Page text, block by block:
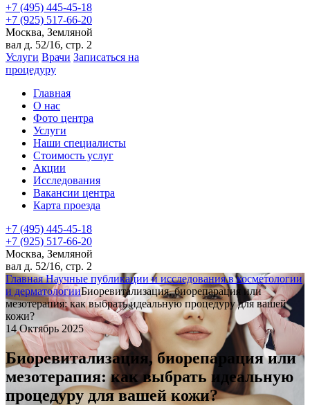
+7 (495) 445-45-18
+7 (925) 517-66-20
Москва, Земляной
вал д. 52/16, стр. 2
Услуги Врачи Записаться на
процедуру
Главная
О нас
Фото центра
Услуги
Наши специалисты
Стоимость услуг
Акции
Исследования
Вакансии центра
Карта проезда
+7 (495) 445-45-18
+7 (925) 517-66-20
Москва, Земляной
вал д. 52/16, стр. 2
ГлавнаяНаучные публикации и исследования в косметологии
и дерматологииБиоревитализация, биорепарация или
мезотерапия: как выбрать идеальную процедуру для вашей
кожи?
14 Октябрь 2025
Биоревитализация, биорепарация или
мезотерапия: как выбрать идеальную
процедуру для вашей кожи?